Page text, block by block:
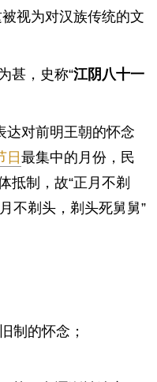
视为对汉族传统的文
甚，史称“江阴八十一
达对前明王朝的怀念
日最集中的月份，民
抵制，故“正月不剃
不剃头，剃头死舅舅”
制的怀念；